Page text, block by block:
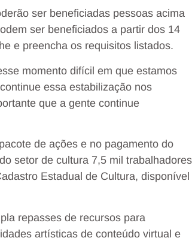
ser beneficiadas pessoas acima
ser beneficiados a partir dos 14
e preencha os requisitos listados.
momento difícil em que estamos
essa estabilização nos
que a gente continue
de ações e no pagamento do
setor de cultura 7,5 mil trabalhadores
Estadual de Cultura, disponível
repasses de recursos para
artísticas de conteúdo virtual e